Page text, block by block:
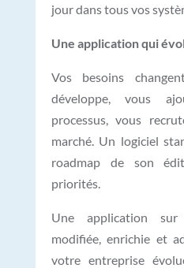
jour dans tous vos
Une application qui
Vos besoins
développe, vous
processus, vous
marché. Un logiciel
roadmap de son
priorités.
Une application
modifiée, enrichie et
votre entreprise